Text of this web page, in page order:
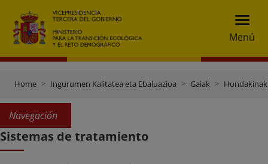
Menú
Home Ingurumen Kalitatea eta Ebaluazioa Gaiak
Navegación
Sistemas de tratamiento